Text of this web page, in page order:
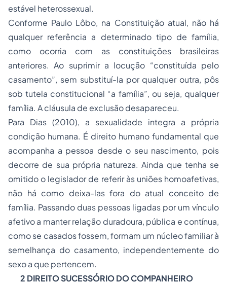
estável heterossexual.
Conforme Paulo Lôbo, na Constituição atual, não há
qualquer referência a determinado tipo de família,
como ocorria com as constituições brasileiras
anteriores. Ao suprimir a locução “constituída pelo
casamento”, sem substituí-la por qualquer outra, pôs
sob tutela constitucional “a família”, ou seja, qualquer
família. A cláusula de exclusão desapareceu.
Para Dias (2010), a sexualidade integra a própria
condição humana. É direito humano fundamental que
acompanha a pessoa desde o seu nascimento, pois
decorre de sua própria natureza. Ainda que tenha se
omitido o legislador de referir às uniões homoafetivas,
não há como deixa-las fora do atual conceito de
família. Passando duas pessoas ligadas por um vínculo
afetivo a manter relação duradoura, pública e contínua,
como se casados fossem, formam um núcleo familiar à
semelhança do casamento, independentemente do
sexo a que pertencem.
2 DIREITO SUCESSÓRIO DO COMPANHEIRO